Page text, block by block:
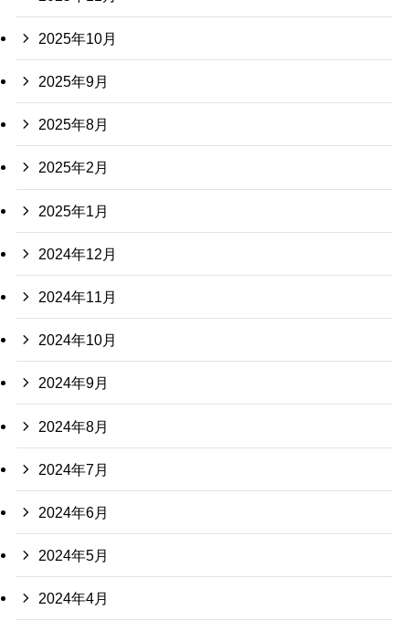
2025年10月
2025年9月
2025年8月
2025年2月
2025年1月
2024年12月
2024年11月
2024年10月
2024年9月
2024年8月
2024年7月
2024年6月
2024年5月
2024年4月